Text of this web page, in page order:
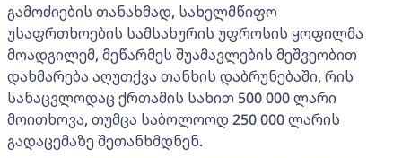
გამოძიების თანახმად, სახელმწიფო
უსაფრთხოების სამსახურის უფროსის ყოფილმა
მოადგილემ, მეწარმეს შუამავლების მეშვეობით
დახმარება აღუთქვა თანხის დაბრუნებაში, რის
სანაცვლოდაც ქრთამის სახით 500 000 ლარი
მოითხოვა, თუმცა საბოლოოდ 250 000 ლარის
გადაცემაზე შეთანხმდნენ.